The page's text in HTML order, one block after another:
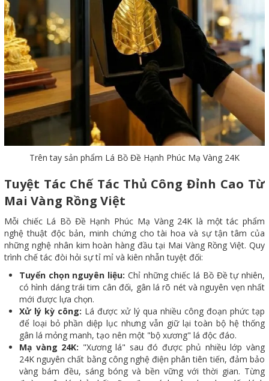
Trên tay sản phẩm Lá Bồ Đề Hạnh Phúc Mạ Vàng 24K
Tuyệt Tác Chế Tác Thủ Công Đỉnh Cao Từ
Mai Vàng Rồng Việt
Mỗi chiếc Lá Bồ Đề Hạnh Phúc Mạ Vàng 24K là một tác phẩm
nghệ thuật độc bản, minh chứng cho tài hoa và sự tận tâm của
những nghệ nhân kim hoàn hàng đầu tại Mai Vàng Rồng Việt. Quy
trình chế tác đòi hỏi sự tỉ mỉ và kiên nhẫn tuyệt đối:
Tuyển chọn nguyên liệu: Chỉ những chiếc lá Bồ Đề tự nhiên,
có hình dáng trái tim cân đối, gân lá rõ nét và nguyên vẹn nhất
mới được lựa chọn.
Xử lý kỳ công: Lá được xử lý qua nhiều công đoạn phức tạp
để loại bỏ phần diệp lục nhưng vẫn giữ lại toàn bộ hệ thống
gân lá mỏng manh, tạo nên một "bộ xương" lá độc đáo.
Mạ vàng 24K: "Xương lá" sau đó được phủ nhiều lớp vàng
24K nguyên chất bằng công nghệ điện phân tiên tiến, đảm bảo
vàng bám đều, sáng bóng và bền vững với thời gian. Từng